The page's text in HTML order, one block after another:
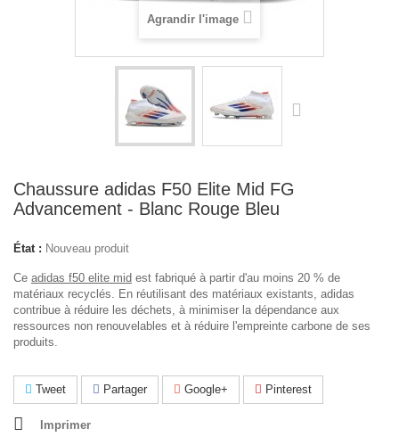
Agrandir l'image
Chaussure adidas F50 Elite Mid FG
Advancement - Blanc Rouge Bleu
État : Nouveau produit
Ce adidas f50 elite mid est fabriqué à partir d'au moins 20 % de
matériaux recyclés. En réutilisant des matériaux existants, adidas
contribue à réduire les déchets, à minimiser la dépendance aux
ressources non renouvelables et à réduire l'empreinte carbone de ses
produits.
Tweet Partager Google+ Pinterest
Imprimer